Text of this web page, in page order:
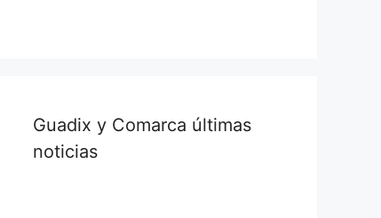
Guadix y Comarca últimas
noticias